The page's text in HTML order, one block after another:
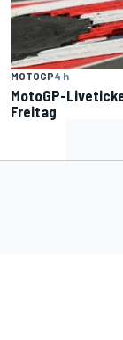
MOTOGP4 h
MotoGP-
Freitag